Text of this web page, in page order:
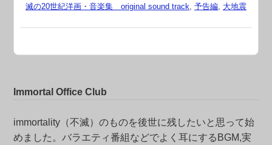
滅の20世紀洋画・音楽集 original sound track, 予告編, 大地震
Immortal Office Club
immortality（不滅）のものを後世に残したいと思って始
めました。バラエティ番組などでよく耳にするBGM,実